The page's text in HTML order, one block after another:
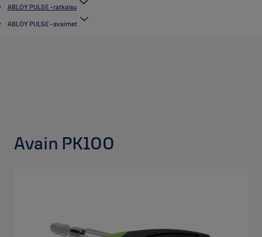
ABLOY PULSE -ratkaisu
ABLOY PULSE -avaimet
Avain PK100